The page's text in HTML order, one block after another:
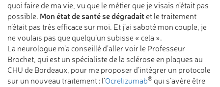
quoi faire de ma vie, vu que le métier que je visais n’était pas
possible. Mon état de santé se dégradaitet le traitement
n’était pas très efficace sur moi. Et j’ai saboté mon couple, je
ne voulais pas que quelqu’un subisse « cela ».
La neurologue m’a conseillé d’aller voir le Professeur
Brochet, qui est un spécialiste de la sclérose en plaques au
CHU de Bordeaux, pour me proposer d’intégrer un protocole
sur un nouveau traitement : l’Ocrelizumab® qui s’avère être